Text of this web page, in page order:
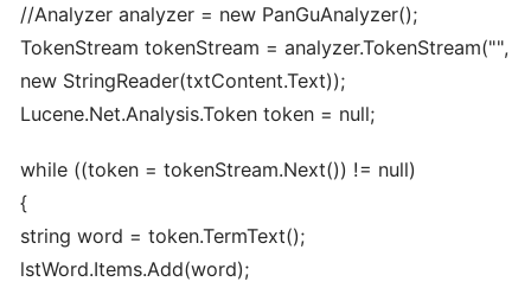
//Analyzer analyzer = new PanGuAnalyzer();
TokenStream tokenStream = analyzer.TokenStream("",
new StringReader(txtContent.Text));
Lucene.Net.Analysis.Token token = null;
while ((token = tokenStream.Next()) != null)
{
string word = token.TermText();
lstWord.Items.Add(word);